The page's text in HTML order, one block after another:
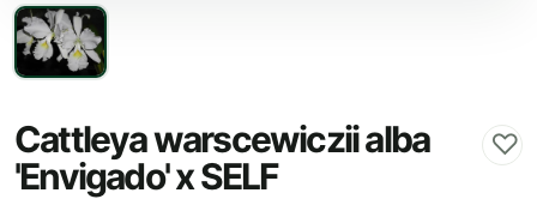
Cattleya warscewiczii alba
'Envigado' x SELF
♡